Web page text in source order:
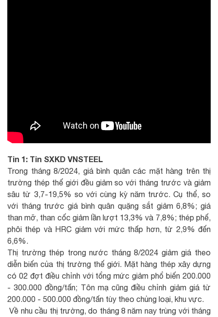
Tin 1: Tin SXKD VNSTEEL
Trong tháng 8/2024, giá bình quân các mặt hàng trên thị
trường thép thế giới đều giảm so với tháng trước và giảm
sâu từ 3,7-19,5% so với cùng kỳ năm trước. Cụ thể, so
với tháng trước giá bình quân quặng sắt giảm 6,8%; giá
than mỡ, than cốc giảm lần lượt 13,3% và 7,8%; thép phế,
phôi thép và HRC giảm với mức thấp hơn, từ 2,9% đến
6,6%.
Thị trường thép trong nước tháng 8/2024 giảm giá theo
diễn biến của thị trường thế giới. Mặt hàng thép xây dựng
có 02 đợt điều chỉnh với tổng mức giảm phổ biến 200.000
- 300.000 đồng/tấn; Tôn mạ cũng điều chỉnh giảm giá từ
200.000 - 500.000 đồng/tấn tùy theo chủng loại, khu vực.
Về nhu cầu thị trường, do tháng 8 năm nay trùng với tháng